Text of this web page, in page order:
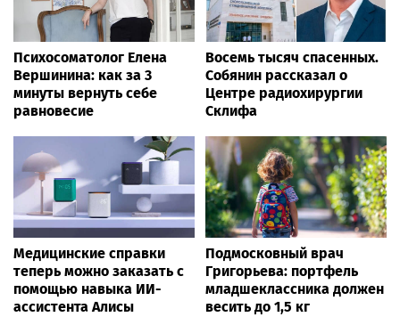
Психосоматолог Елена
Вершинина: как за 3
минуты вернуть себе
равновесие
Восемь тысяч спасенных.
Собянин рассказал о
Центре радиохирургии
Склифа
Медицинские справки
теперь можно заказать с
помощью навыка ИИ-
ассистента Алисы
Подмосковный врач
Григорьева: портфель
младшеклассника должен
весить до 1,5 кг